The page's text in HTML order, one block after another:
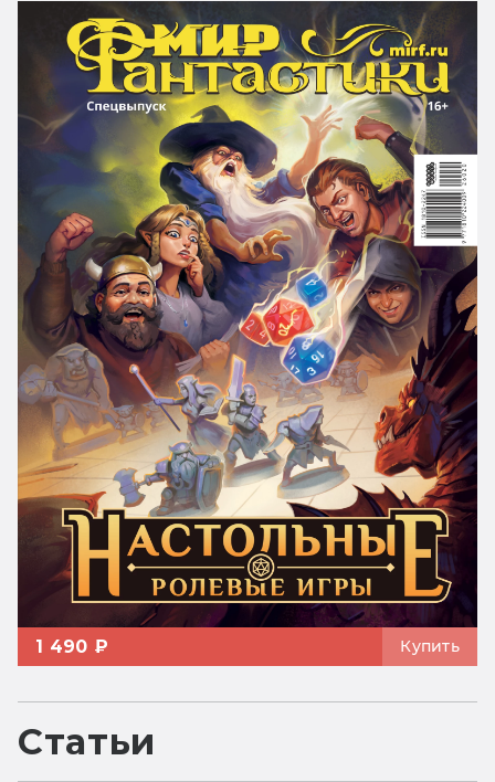
1 490 ₽ Купить
Статьи